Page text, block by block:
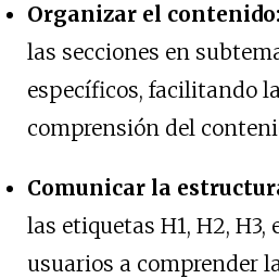
Organizar el contenido:
las secciones en
específicos, facilitando
comprensión del
Comunicar la
las etiquetas H1, H2, H3,
usuarios a comprender